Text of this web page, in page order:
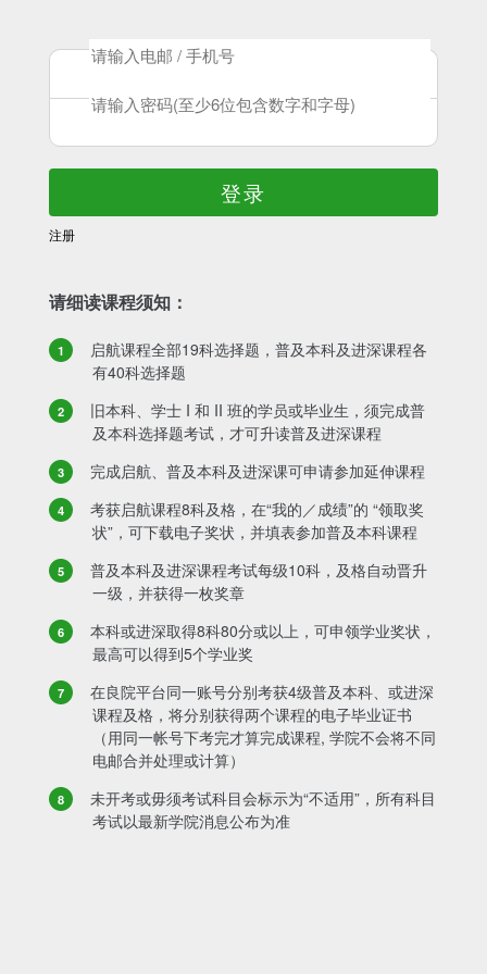
登录
注册
请细读课程须知：
启航课程全部19科选择题，普及本科及进深课程各
有40科选择题
旧本科、学士 I 和 II 班的学员或毕业生，须完成普
及本科选择题考试，才可升读普及进深课程
完成启航、普及本科及进深课可申请参加延伸课程
考获启航课程8科及格，在“我的／成绩”的 “领取奖
状”，可下载电子奖状，并填表参加普及本科课程
普及本科及进深课程考试每级10科，及格自动晋升
一级，并获得一枚奖章
本科或进深取得8科80分或以上，可申领学业奖状，
最高可以得到5个学业奖
在良院平台同一账号分别考获4级普及本科、或进深
课程及格，将分别获得两个课程的电子毕业证书
（用同一帐号下考完才算完成课程, 学院不会将不同
电邮合并处理或计算）
未开考或毋须考试科目会标示为“不适用”，所有科目
考试以最新学院消息公布为准